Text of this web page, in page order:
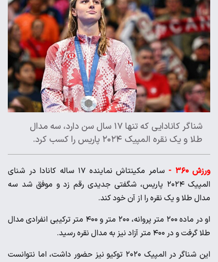
شناگر کانادایی که تنها ۱۷ سال سن دارد، سه مدال
طلا و یک نقره المپیک ۲۰۲۴ پاریس را کسب کرد.
ورزش ۳۶۰ -
سامر مکینتاش نماینده ۱۷ ساله کانادا در شنای
المپیک ۲۰۲۴ پاریس، شگفتی‌ جدیدی رقم زد و موفق شد سه
مدال طلا و یک نقره را از آن خود کند.
او در ماده ۲۰۰ متر پروانه، ۲۰۰ متر و ۴۰۰ متر ترکیبی انفرادی مدال
طلا گرفت و در ۴۰۰ متر آزاد نیز به مدال نقره رسید.
این شناگر در المپیک ۲۰۲۰ توکیو نیز حضور داشت، اما نتوانست